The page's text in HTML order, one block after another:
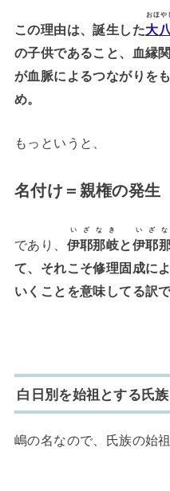
この理由は、誕生した大
おほや
の子供であること、血縁
が血脈によるつながりを
め。
もっというと、
名付け＝親権の発生
であり、 伊耶那岐
いざなき
と伊耶
いざ
て、それこそ修理固成に
いくことを意味してる訳で
白日別を始祖とする氏族
嶋の名なので、氏族の始